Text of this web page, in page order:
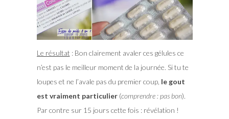
Le résultat : Bon clairement avaler ces gélules ce
n’est pas le meilleur moment de la journée. Si tu te
loupes et ne l’avale pas du premier coup, le gout
est vraiment particulier(comprendre : pas bon).
Par contre sur 15 jours cette fois : révélation !